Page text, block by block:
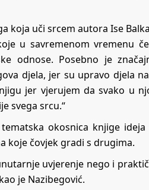
koja uči srcem autora Ise
u savremenom vremenu
odnose. Posebno je
djela, jer su upravo djela
jer vjerujem da svako u
svega srcu.“
okosnica knjige
koje čovjek gradi s drugima.
uvjerenje nego i
je Nazibegović.